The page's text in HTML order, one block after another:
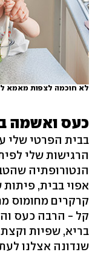
לא חוכמה לצפות מאמא
כעס ואשמה
בבית הפרטי שלי
הרגישות שלי
הנטורופתיה
אפוי בבית,
קרקרים מחומוס
קל - הרבה כעס
בריא, שפיות
שנדונה אצלנו